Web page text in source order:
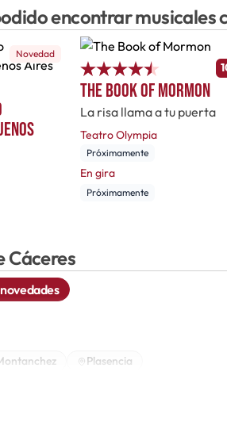
encontrar musicales
Novedad
The Book of Mormon
La risa llama a tu puerta
Teatro Olympia
Próximamente
En gira
Próximamente
Cáceres
Plasencia